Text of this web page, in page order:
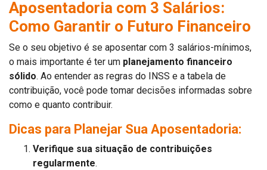
Aposentadoria com 3 Salários:
Como Garantir o Futuro Financeiro
Se o seu objetivo é se aposentar com 3 salários-mínimos,
o mais importante é ter um planejamento financeiro
sólido. Ao entender as regras do INSS e a tabela de
contribuição, você pode tomar decisões informadas sobre
como e quanto contribuir.
Dicas para Planejar Sua Aposentadoria:
Verifique sua situação de contribuições
regularmente.